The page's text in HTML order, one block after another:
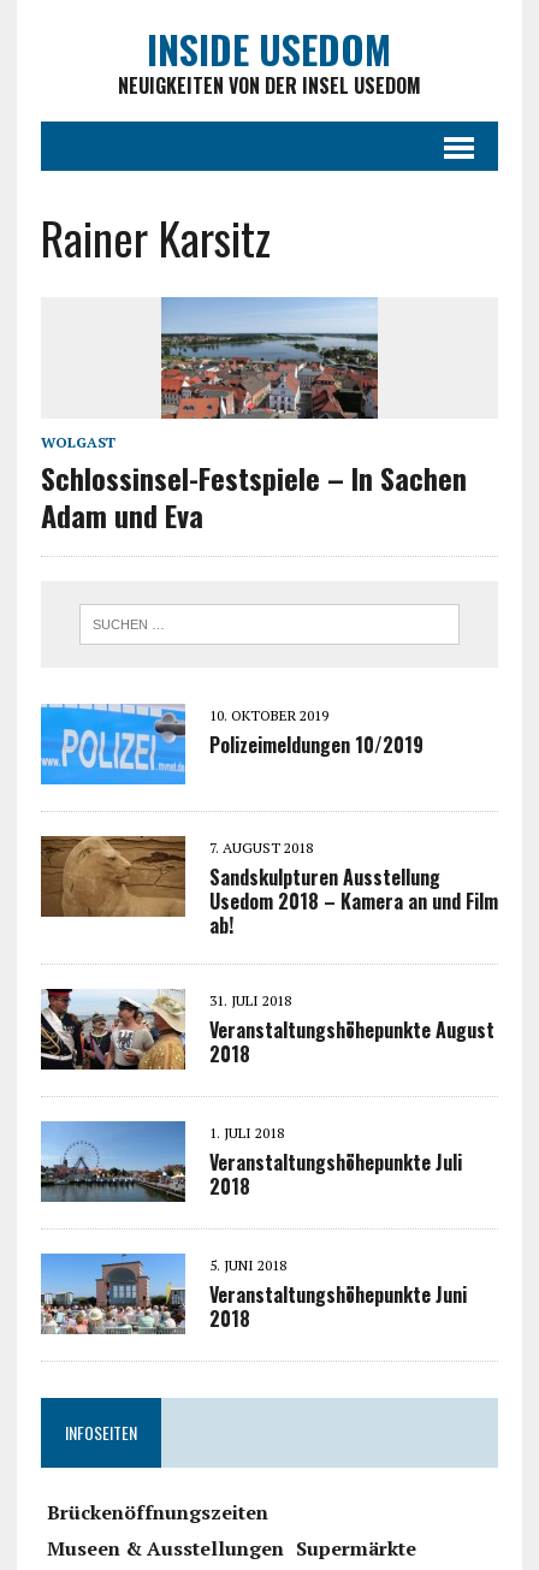
INSIDE USEDOM
NEUIGKEITEN VON DER INSEL USEDOM
Rainer Karsitz
WOLGAST
Schlossinsel-Festspiele – In Sachen
Adam und Eva
10. OKTOBER 2019
Polizeimeldungen 10/2019
7. AUGUST 2018
Sandskulpturen Ausstellung
Usedom 2018 – Kamera an und Film
ab!
31. JULI 2018
Veranstaltungshöhepunkte August
2018
1. JULI 2018
Veranstaltungshöhepunkte Juli
2018
5. JUNI 2018
Veranstaltungshöhepunkte Juni
2018
INFOSEITEN
Brückenöffnungszeiten
Museen & Ausstellungen Supermärkte